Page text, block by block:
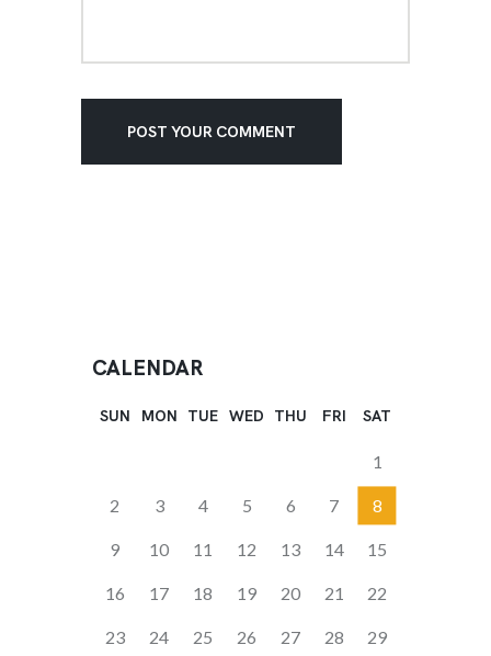
CALENDAR
SUN MON TUE WED THU FRI SAT
1
2 3 4 5 6 7 8
9 10 11 12 13 14 15
16 17 18 19 20 21 22
23 24 25 26 27 28 29